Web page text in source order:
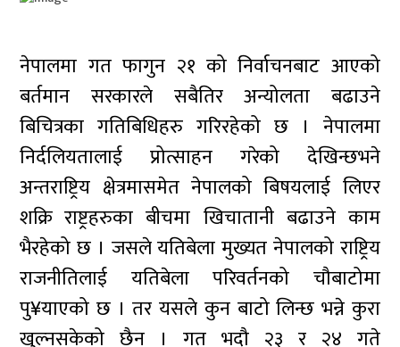
नेपालमा गत फागुन २१ को निर्वाचनबाट आएको
बर्तमान सरकारले सबैतिर अन्योलता बढाउने
बिचित्रका गतिबिधिहरु गरिरहेको छ । नेपालमा
निर्दलियतालाई प्रोत्साहन गरेको देखिन्छभने
अन्तराष्ट्रिय क्षेत्रमासमेत नेपालको बिषयलाई लिएर
शक्रि राष्ट्रहरुका बीचमा खिचातानी बढाउने काम
भैरहेको छ । जसले यतिबेला मुख्यत नेपालको राष्ट्रिय
राजनीतिलाई यतिबेला परिवर्तनको चौबाटोमा
पु¥याएको छ । तर यसले कुन बाटो लिन्छ भन्ने कुरा
खुल्नसकेको छैन । गत भदौ २३ र २४ गते